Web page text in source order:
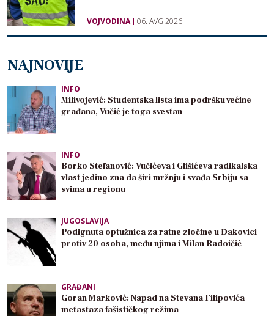
VOJVODINA 06. AVG 2026
NAJNOVIJE
INFO
Milivojević: Studentska lista ima podršku većine
građana, Vučić je toga svestan
INFO
Borko Stefanović: Vučićeva i Glišićeva radikalska
vlast jedino zna da širi mržnju i svađa Srbiju sa
svima u regionu
JUGOSLAVIJA
Podignuta optužnica za ratne zločine u Đakovici
protiv 20 osoba, među njima i Milan Radoičić
GRAĐANI
Goran Marković: Napad na Stevana Filipovića
metastaza fašističkog režima